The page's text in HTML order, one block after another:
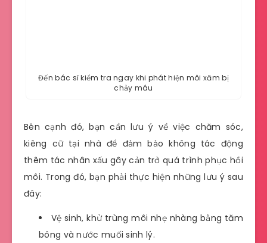
Đến bác sĩ kiểm tra ngay khi phát hiện môi xăm bị
chảy máu
Bên cạnh đó, bạn cần lưu ý về việc chăm sóc,
kiêng cữ tại nhà để đảm bảo không tác động
thêm tác nhân xấu gây cản trở quá trình phục hồi
môi. Trong đó, bạn phải thực hiện những lưu ý sau
đây:
Vệ sinh, khử trùng môi nhẹ nhàng bằng tăm
bông và nước muối sinh lý.